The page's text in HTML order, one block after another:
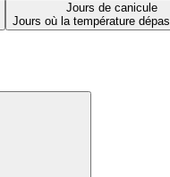
Jours de canicule
Jours où la température